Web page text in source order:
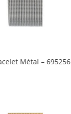
Métal – 695256